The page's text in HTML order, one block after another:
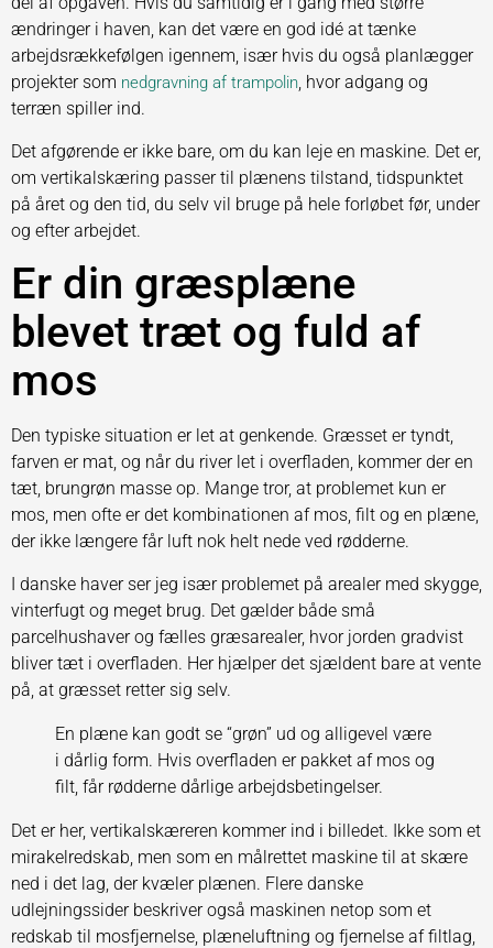
ændringer i haven, kan det være en god idé at tænke
arbejdsrækkefølgen igennem, især hvis du også planlægger
projekter som nedgravning af trampolin, hvor adgang og
terræn spiller ind.
Det afgørende er ikke bare, om du kan leje en maskine. Det er,
om vertikalskæring passer til plænens tilstand, tidspunktet
på året og den tid, du selv vil bruge på hele forløbet før, under
og efter arbejdet.
Er din græsplæne
blevet træt og fuld af
mos
Den typiske situation er let at genkende. Græsset er tyndt,
farven er mat, og når du river let i overfladen, kommer der en
tæt, brungrøn masse op. Mange tror, at problemet kun er
mos, men ofte er det kombinationen af mos, filt og en plæne,
der ikke længere får luft nok helt nede ved rødderne.
I danske haver ser jeg især problemet på arealer med skygge,
vinterfugt og meget brug. Det gælder både små
parcelhushaver og fælles græsarealer, hvor jorden gradvist
bliver tæt i overfladen. Her hjælper det sjældent bare at vente
på, at græsset retter sig selv.
En plæne kan godt se “grøn” ud og alligevel være
i dårlig form. Hvis overfladen er pakket af mos og
filt, får rødderne dårlige arbejdsbetingelser.
Det er her, vertikalskæreren kommer ind i billedet. Ikke som et
mirakelredskab, men som en målrettet maskine til at skære
ned i det lag, der kvæler plænen. Flere danske
udlejningssider beskriver også maskinen netop som et
redskab til mosfjernelse, plæneluftning og fjernelse af filtlag,